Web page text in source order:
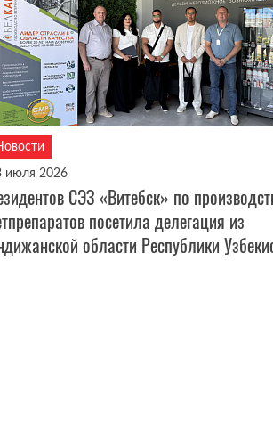
июля 2026
СЭЗ «Витебск» по
посетила делегация из
области Республики